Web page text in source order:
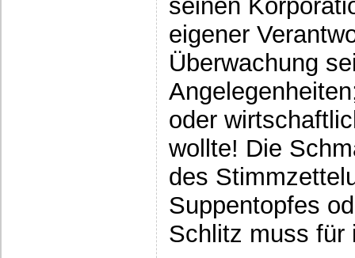
seinen
eigener
Überwachung
oder
wollte! Die
des
Suppentopfes
Schlitz muss für